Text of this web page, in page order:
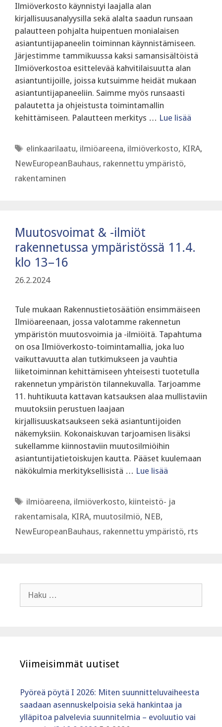
Ilmiöverkosto käynnistyi laajalla alan
kirjallisuusanalyysilla sekä alalta saadun runsaan
palautteen pohjalta huipentuen monialaisen
asiantuntijapaneelin toiminnan käynnistämiseen.
Järjestimme tammikuussa kaksi samansisältöistä
Ilmiöverkostoa esittelevää kahvitilaisuutta alan
asiantuntijoille, joissa kutsuimme heidät mukaan
asiantuntijapaneeliin. Saimme myös runsaasti
palautetta ja ohjeistusta toimintamallin
kehittämiseen. Palautteen merkitys … Lue lisää
Avainsanat
elinkaarilaatu, ilmiöareena, ilmiöverkosto, KIRA,
NewEuropeanBauhaus, rakennettu ympäristö,
rakentaminen
Muutosvoimat & -ilmiöt
rakennetussa ympäristössä 11.4.
klo 13–16
26.2.2024
Tule mukaan Rakennustietosäätiön ensimmäiseen
Ilmiöareenaan, jossa valotamme rakennetun
ympäristön muutosvoimia ja -ilmiöitä. Tapahtuma
on osa Ilmiöverkosto-toimintamallia, joka luo
vaikuttavuutta alan tutkimukseen ja vauhtia
liiketoiminnan kehittämiseen yhteisesti tuotetulla
rakennetun ympäristön tilannekuvalla. Tarjoamme
11. huhtikuuta kattavan katsauksen alaa mullistaviin
muutoksiin perustuen laajaan
kirjallisuuskatsaukseen sekä asiantuntijoiden
näkemyksiin. Kokonaiskuvan tarjoamisen lisäksi
sukellamme kiinnostaviin muutosilmiöihin
asiantuntijatietoiskujen kautta. Pääset kuulemaan
näkökulmia merkityksellisistä … Lue lisää
Avainsanat
ilmiöareena, ilmiöverkosto, kiinteistö- ja
rakentamisala, KIRA, muutosilmiö, NEB,
NewEuropeanBauhaus, rakennettu ympäristö, rts
Viimeisimmät uutiset
Pyöreä pöytä I 2026: Miten suunnitteluvaiheesta
saadaan asennuskelpoisia sekä hankintaa ja
ylläpitoa palvelevia suunnitelmia – evoluutio vai